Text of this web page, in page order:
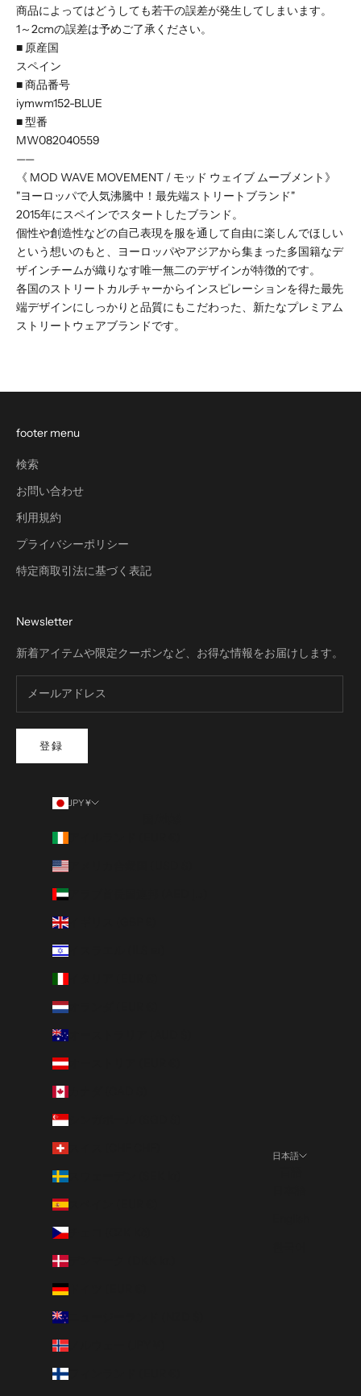
商品によってはどうしても若干の誤差が発生してしまいます。
1～2cmの誤差は予めご了承ください。
■ 原産国
スペイン
■ 商品番号
iymwm152-BLUE
■ 型番
MW082040559
——
《 MOD WAVE MOVEMENT / モッド ウェイブ ムーブメント》
"ヨーロッパで人気沸騰中！最先端ストリートブランド"
2015年にスペインでスタートしたブランド。
個性や創造性などの自己表現を服を通して自由に楽しんでほしい
という想いのもと、ヨーロッパやアジアから集まった多国籍なデ
ザインチームが織りなす唯一無二のデザインが特徴的です。
各国のストリートカルチャーからインスピレーションを得た最先
端デザインにしっかりと品質にもこだわった、新たなプレミアム
ストリートウェアブランドです。
footer menu
検索
お問い合わせ
利用規約
プライバシーポリシー
特定商取引法に基づく表記
Newsletter
新着アイテムや限定クーポンなど、お得な情報をお届けします。
登録
JPY ¥
アメリカ合衆国 (USD $)
イギリス (GBP £)
イスラエル (ILS ₪)
オランダ (EUR €)
オーストラリア (AUD $)
オーストリア (EUR €)
シンガポール (SGD $)
スウェーデン (SEK kr)
スペイン (EUR €)
チェコ (CZK Kč)
デンマーク (DKK kr.)
ドイツ (EUR €)
ノルウェー (JPY ¥)
フィンランド (EUR €)
日本語